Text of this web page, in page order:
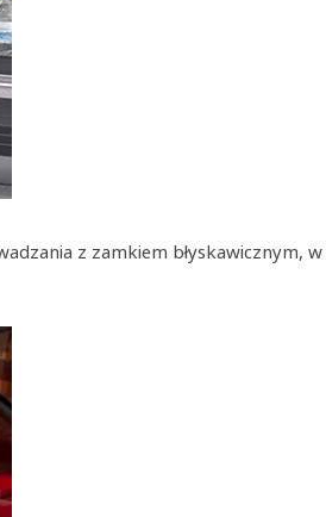
z zamkiem błyskawicznym, w